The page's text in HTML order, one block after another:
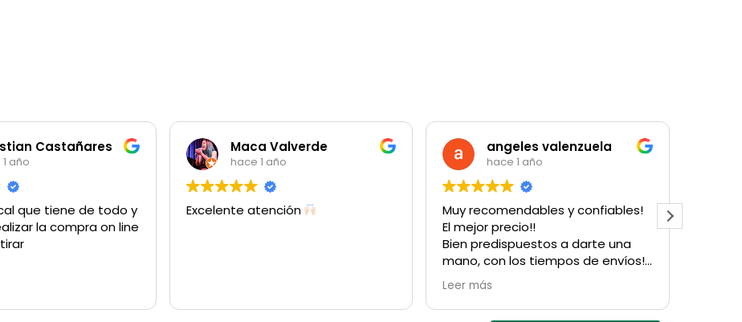
Castañares
año
que tiene de todo y
la compra on line
Maca Valverde
hace 1 año
Excelente atención
angeles valenzuela
hace 1 año
Muy recomendables y confiables!
El mejor precio!!
Bien predispuestos a darte una
mano, con los tiempos de envíos!
Obvio que vuelvo a comprarles!
Gracias!
Leer más